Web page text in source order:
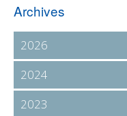
Archives
2026
2024
2023